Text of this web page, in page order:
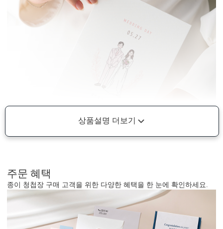
상품설명 더보기
주문 혜택
종이 청첩장 구매 고객을 위한 다양한 혜택을 한 눈에 확인하세요.